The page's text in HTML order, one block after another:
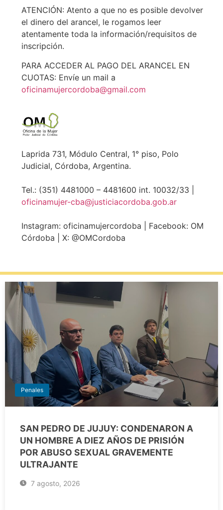
ATENCIÓN: Atento a que no es posible devolver
el dinero del arancel, le rogamos leer
atentamente toda la información/requisitos de
inscripción.
PARA ACCEDER AL PAGO DEL ARANCEL EN
CUOTAS: Envíe un mail a
oficinamujercordoba@gmail.com
Laprida 731, Módulo Central, 1° piso, Polo
Judicial, Córdoba, Argentina.
Tel.: (351) 4481000 – 4481600 int. 10032/33 |
oficinamujer-cba@justiciacordoba.gob.ar
Instagram: oficinamujercordoba | Facebook: OM
Córdoba | X: @OMCordoba
Penales
SAN PEDRO DE JUJUY: CONDENARON A
UN HOMBRE A DIEZ AÑOS DE PRISIÓN
POR ABUSO SEXUAL GRAVEMENTE
ULTRAJANTE
7 agosto, 2026